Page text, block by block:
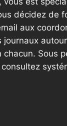
décidez
aux
Sous